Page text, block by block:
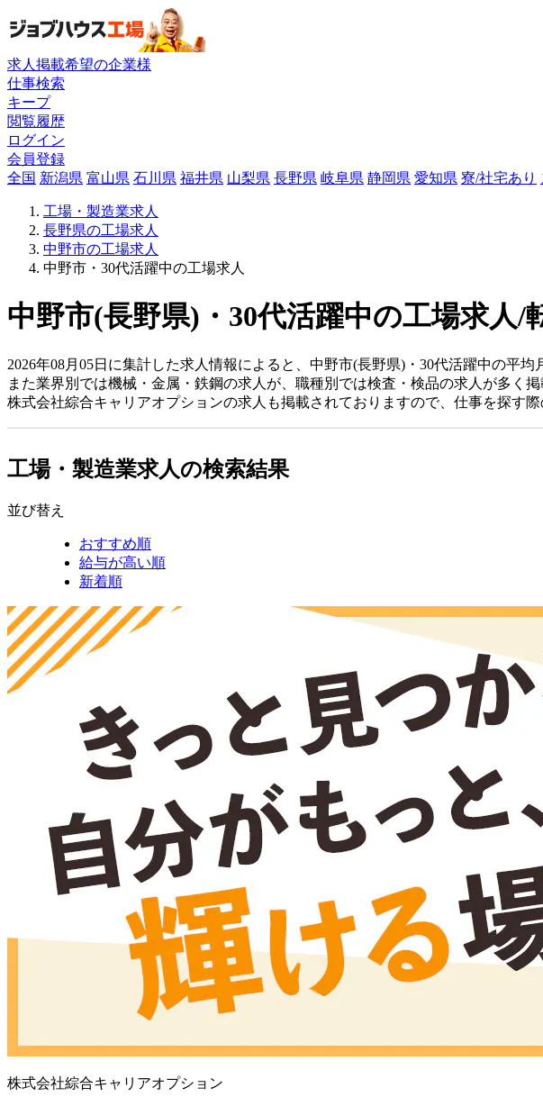
求人掲載希望の企業様
仕事検索
キープ
閲覧履歴
ログイン
会員登録
全国 新潟県 富山県 石川県 福井県 山梨県 長野県 岐阜県 静岡県 愛知県 寮/社宅あり
工場・製造業求人
長野県の工場求人
中野市の工場求人
中野市・30代活躍中の工場求人
中野市(長野県)・30代活躍中の工場求人/
2026年08月05日に集計した求人情報によると、中野市(長野県)・30代活躍中の平
また業界別では機械・金属・鉄鋼の求人が、職種別では検査・検品の求人が多く掲
株式会社綜合キャリアオプションの求人も掲載されておりますので、仕事を探す際
工場・製造業求人の検索結果
並び替え
おすすめ順
給与が高い順
新着順
株式会社綜合キャリアオプション